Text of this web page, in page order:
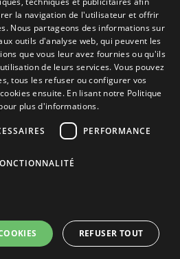
Carrocerías ega S.L.
en Paneles EGA" ha sido
de Navarra al amparo de la
ENGLISH
FRENCH
ITALIAN
PORTUGUESE
la navigation de l'utilisateur et offrir
Nous partageons des informations sur
outils d'analyse web, qui peuvent les
que vous leur avez fournies ou qu'ils
de leurs services. Vous pouvez
tous les refuser ou configurer vos
ensuite. En lisant notre Politique
plus d'informations.
PERFORMANCE
REFUSER TOUT